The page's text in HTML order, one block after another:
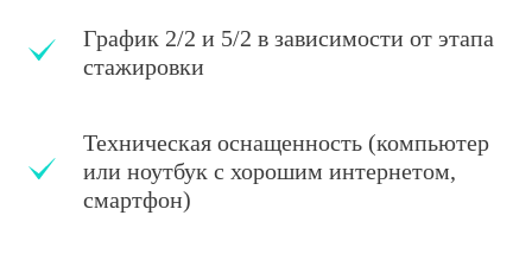
График 2/2 и 5/2 в зависимости от этапа
стажировки
Техническая оснащенность (компьютер
или ноутбук с хорошим интернетом,
смартфон)
жизненной энергией.